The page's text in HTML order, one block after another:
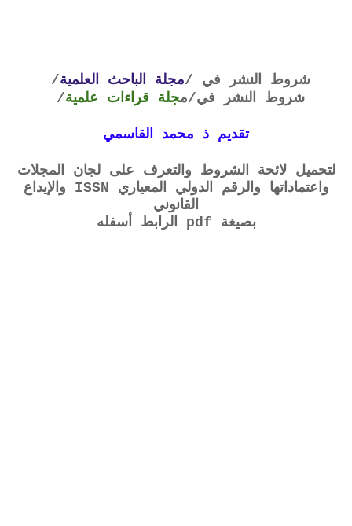
شروط النشر في /مجلة الباحث العلمية/
شروط النشر في/مجلة قراءات علمية/
تقديم ذ محمد القاسمي
لتحميل لائحة الشروط والتعرف على لجان المجلات
واعتماداتها والرقم الدولي المعياري ISSN والإيداع
القانوني
بصيغة pdf الرابط أسفله